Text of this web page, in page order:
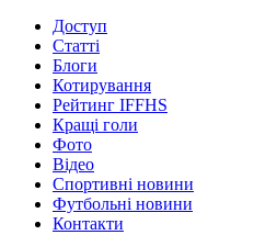
Доступ
Статті
Блоги
Котирування
Рейтинг IFFHS
Кращі голи
Фото
Відео
Спортивні новини
Футбольні новини
Контакти